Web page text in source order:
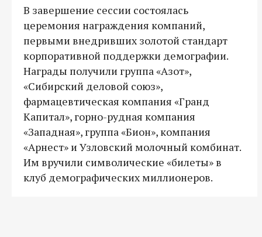
В завершение сессии состоялась
церемония награждения компаний,
первыми внедривших золотой стандарт
корпоративной поддержки демографии.
Награды получили группа «Азот»,
«Сибирский деловой союз»,
фармацевтическая компания «Гранд
Капитал», горно-рудная компания
«Западная», группа «Бион», компания
«Арнест» и Узловский молочный комбинат.
Им вручили символические «билеты» в
клуб демографических миллионеров.